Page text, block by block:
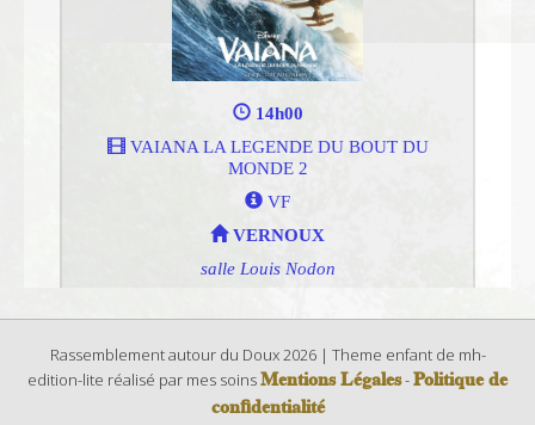
Rassemblement autour du Doux 2026 | Theme enfant de mh-
edition-lite réalisé par mes soinsMentions Légales-Politique de
confidentialité